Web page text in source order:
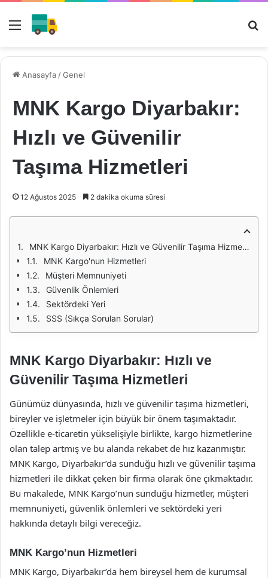
Menü
Anasayfa /Genel
MNK Kargo Diyarbakır:
Hızlı ve Güvenilir
Taşıma Hizmetleri
12 Ağustos 2025 2 dakika okuma süresi
MNK Kargo Diyarbakır: Hızlı ve Güvenilir Taşıma Hizmetleri
MNK Kargo'nun Hizmetleri
Müşteri Memnuniyeti
Güvenlik Önlemleri
Sektördeki Yeri
SSS (Sıkça Sorulan Sorular)
MNK Kargo Diyarbakır: Hızlı ve
Güvenilir Taşıma Hizmetleri
Günümüz dünyasında, hızlı ve güvenilir taşıma hizmetleri,
bireyler ve işletmeler için büyük bir önem taşımaktadır.
Özellikle e-ticaretin yükselişiyle birlikte, kargo hizmetlerine
olan talep artmış ve bu alanda rekabet de hız kazanmıştır.
MNK Kargo, Diyarbakır’da sunduğu hızlı ve güvenilir taşıma
hizmetleri ile dikkat çeken bir firma olarak öne çıkmaktadır.
Bu makalede, MNK Kargo’nun sunduğu hizmetler, müşteri
memnuniyeti, güvenlik önlemleri ve sektördeki yeri
hakkında detaylı bilgi vereceğiz.
MNK Kargo’nun Hizmetleri
MNK Kargo, Diyarbakır’da hem bireysel hem de kurumsal